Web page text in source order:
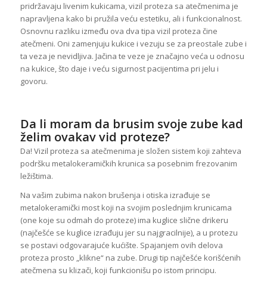
pridržavaju livenim kukicama, vizil proteza sa atečmenima je
napravljena kako bi pružila veću estetiku, ali i funkcionalnost.
Osnovnu razliku između ova dva tipa vizil proteza čine
atečmeni. Oni zamenjuju kukice i vezuju se za preostale zube i
ta veza je nevidljiva. Jačina te veze je značajno veća u odnosu
na kukice, što daje i veću sigurnost pacijentima pri jelu i
govoru.
Da li moram da brusim svoje zube kad
želim ovakav vid proteze?
Da! Vizil proteza sa atečmenima je složen sistem koji zahteva
podršku metalokeramičkih krunica sa posebnim frezovanim
ležištima.
Na vašim zubima nakon brušenja i otiska izrađuje se
metalokeramički most koji na svojim poslednjim krunicama
(one koje su odmah do proteze) ima kuglice slične drikeru
(najčešće se kuglice izrađuju jer su najgracilnije), a u protezu
se postavi odgovarajuće kućište. Spajanjem ovih delova
proteza prosto „klikne“ na zube. Drugi tip najčešće korišćenih
atečmena su klizači, koji funkcionišu po istom principu.